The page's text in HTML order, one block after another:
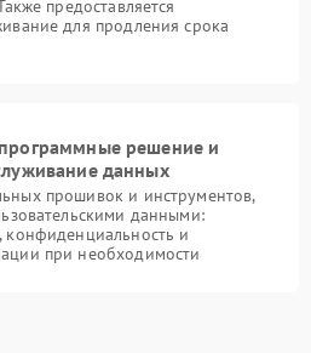
предоставляется
для продления срока
решение и
данных
прошивок и инструментов,
данными:
конфиденциальность и
при необходимости